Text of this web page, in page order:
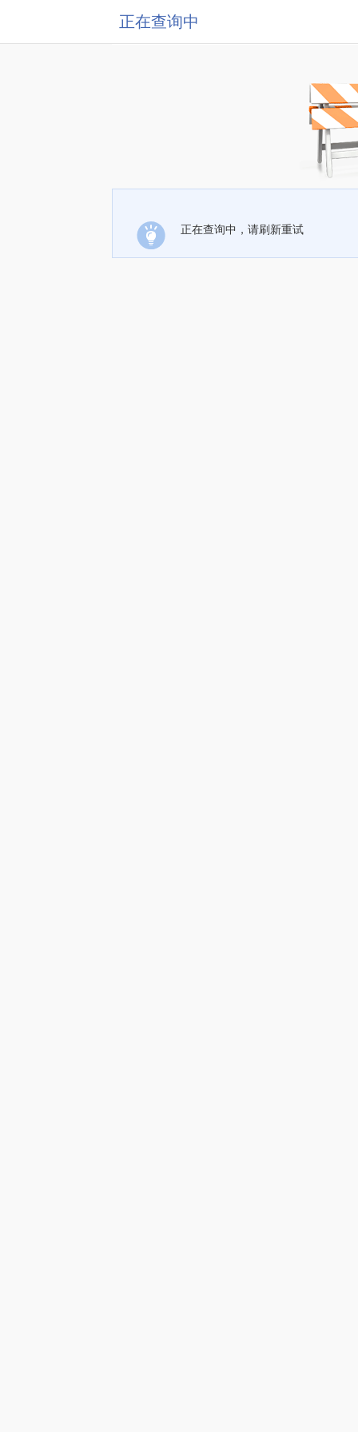
正在查询中
正在查询中，请刷新重试